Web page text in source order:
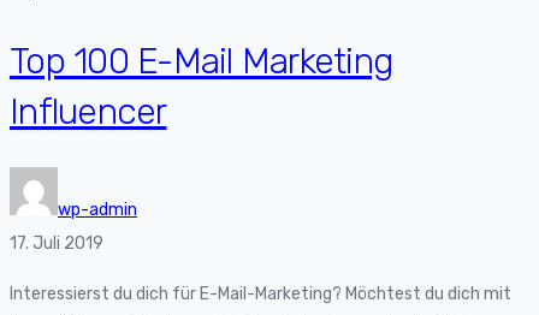
Top 100 E-Mail Marketing
Influencer
wp-admin
17. Juli 2019
Interessierst du dich für E-Mail-Marketing? Möchtest du dich mit